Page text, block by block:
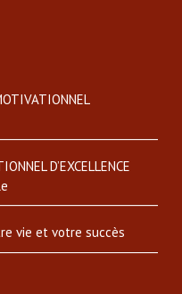
D’EXCELLENCE
vie et votre succès